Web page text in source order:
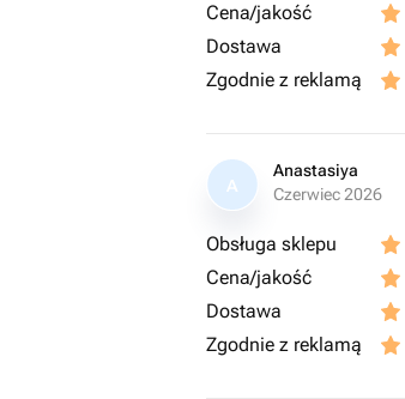
Cena/jakość
Dostawa
Zgodnie z reklamą
A
Anastasiya
Czerwiec 2026
Obsługa sklepu
Cena/jakość
Dostawa
Zgodnie z reklamą